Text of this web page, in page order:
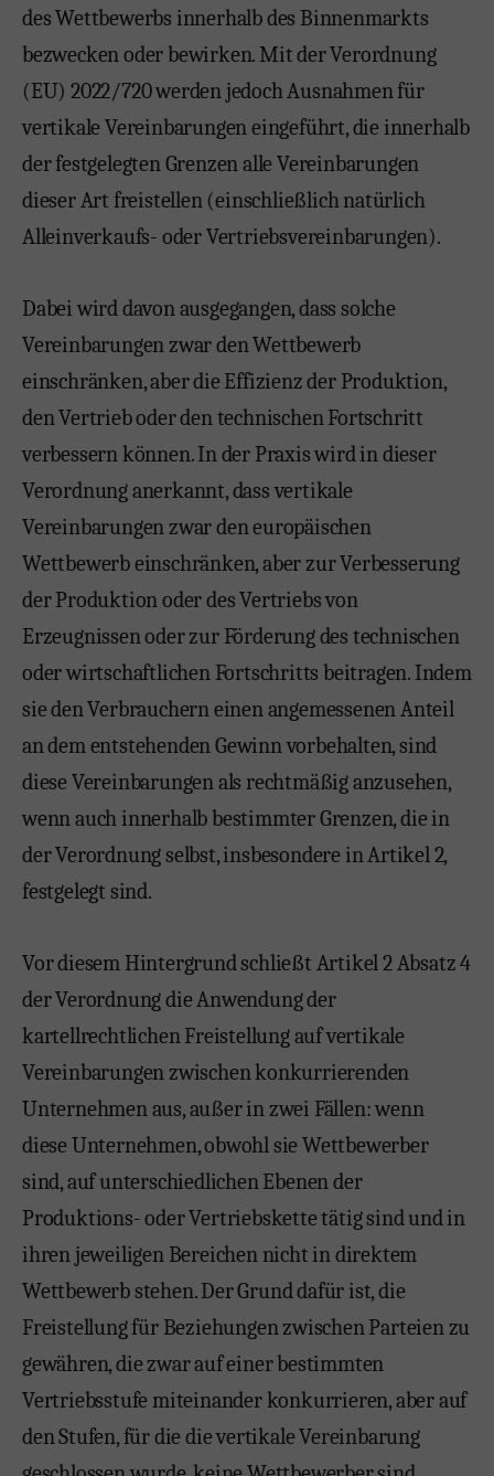
des Wettbewerbs innerhalb des Binnenmarkts
bezwecken oder bewirken. Mit der Verordnung
(EU) 2022/720 werden jedoch Ausnahmen für
vertikale Vereinbarungen eingeführt, die innerhalb
der festgelegten Grenzen alle Vereinbarungen
dieser Art freistellen (einschließlich natürlich
Alleinverkaufs- oder Vertriebsvereinbarungen).
Dabei wird davon ausgegangen, dass solche
Vereinbarungen zwar den Wettbewerb
einschränken, aber die Effizienz der Produktion,
den Vertrieb oder den technischen Fortschritt
verbessern können. In der Praxis wird in dieser
Verordnung anerkannt, dass vertikale
Vereinbarungen zwar den europäischen
Wettbewerb einschränken, aber zur Verbesserung
der Produktion oder des Vertriebs von
Erzeugnissen oder zur Förderung des technischen
oder wirtschaftlichen Fortschritts beitragen. Indem
sie den Verbrauchern einen angemessenen Anteil
an dem entstehenden Gewinn vorbehalten, sind
diese Vereinbarungen als rechtmäßig anzusehen,
wenn auch innerhalb bestimmter Grenzen, die in
der Verordnung selbst, insbesondere in Artikel 2,
festgelegt sind.
Vor diesem Hintergrund schließt Artikel 2 Absatz 4
der Verordnung die Anwendung der
kartellrechtlichen Freistellung auf vertikale
Vereinbarungen zwischen konkurrierenden
Unternehmen aus, außer in zwei Fällen: wenn
diese Unternehmen, obwohl sie Wettbewerber
sind, auf unterschiedlichen Ebenen der
Produktions- oder Vertriebskette tätig sind und in
ihren jeweiligen Bereichen nicht in direktem
Wettbewerb stehen. Der Grund dafür ist, die
Freistellung für Beziehungen zwischen Parteien zu
gewähren, die zwar auf einer bestimmten
Vertriebsstufe miteinander konkurrieren, aber auf
den Stufen, für die die vertikale Vereinbarung